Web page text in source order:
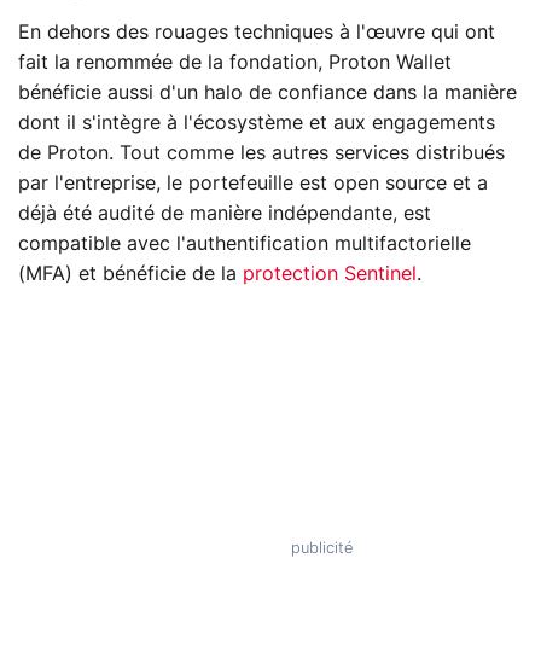
En dehors des rouages techniques à l'œuvre qui ont
fait la renommée de la fondation, Proton Wallet
bénéficie aussi d'un halo de confiance dans la manière
dont il s'intègre à l'écosystème et aux engagements
de Proton. Tout comme les autres services distribués
par l'entreprise, le portefeuille est open source et a
déjà été audité de manière indépendante, est
compatible avec l'authentification multifactorielle
(MFA) et bénéficie de la protection Sentinel .